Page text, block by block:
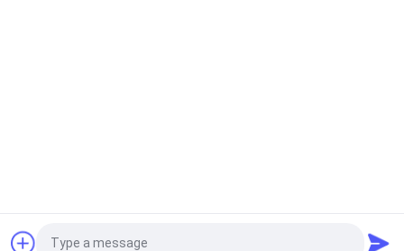
場.Copyright © 2026 Shenzhen Tengyatong